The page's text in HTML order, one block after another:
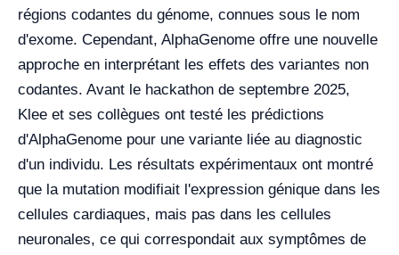
régions codantes du génome, connues sous le nom
d'exome. Cependant, AlphaGenome offre une nouvelle
approche en interprétant les effets des variantes non
codantes. Avant le hackathon de septembre 2025,
Klee et ses collègues ont testé les prédictions
d'AlphaGenome pour une variante liée au diagnostic
d'un individu. Les résultats expérimentaux ont montré
que la mutation modifiait l'expression génique dans les
cellules cardiaques, mais pas dans les cellules
neuronales, ce qui correspondait aux symptômes de